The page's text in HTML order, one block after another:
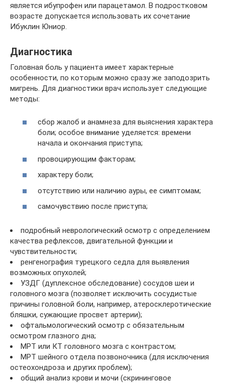
является ибупрофен или парацетамол. В подростковом
возрасте допускается использовать их сочетание
Ибуклин Юниор.
Диагностика
Головная боль у пациента имеет характерные
особенности, по которым можно сразу же заподозрить
мигрень. Для диагностики врач использует следующие
методы:
сбор жалоб и анамнеза для выяснения характера
боли; особое внимание уделяется: времени
начала и окончания приступа;
провоцирующим факторам;
характеру боли;
отсутствию или наличию ауры, ее симптомам;
самочувствию после приступа;
подробный неврологический осмотр с определением
качества рефлексов, двигательной функции и
чувствительности;
ренгенография турецкого седла для выявления
возможных опухолей;
УЗДГ (дуплексное обследование) сосудов шеи и
головного мозга (позволяет исключить сосудистые
причины головной боли, например, атеросклеротические
бляшки, сужающие просвет артерии);
офтальмологический осмотр с обязательным
осмотром глазного дна;
МРТ или КТ головного мозга с контрастом;
МРТ шейного отдела позвоночника (для исключения
остеохондроза и других проблем);
общий анализ крови и мочи (скрининговое